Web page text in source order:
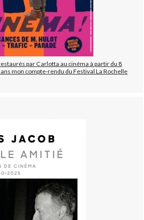
par Carlotta au cinéma à partir du 8
mon compte-rendu du Festival La Rochelle